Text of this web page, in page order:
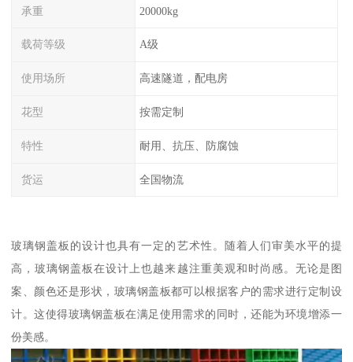
承重 20000kg
载荷等级 A级
使用场所 高速隧道，配电房
花型 按需定制
特性 耐用、抗压、防腐蚀
货运 全国物流
玻璃钢盖板的设计也具有一定的艺术性。随着人们审美水平的提
高，玻璃钢盖板在设计上也越来越注重美观和时尚感。无论是图
案、颜色还是形状，玻璃钢盖板都可以根据客户的需求进行定制设
计。这使得玻璃钢盖板在满足使用需求的同时，还能为环境增添一
份美感。